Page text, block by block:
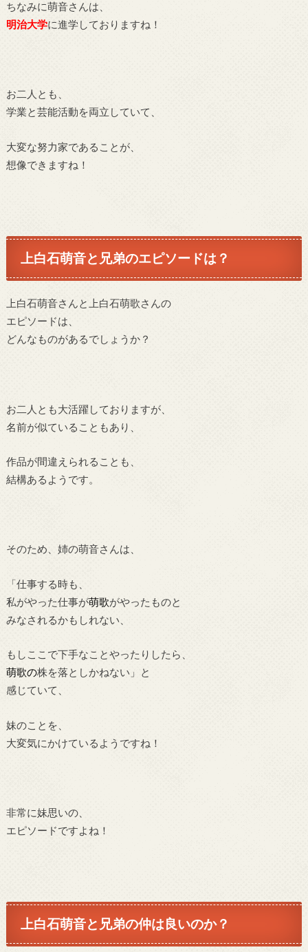
ちなみに萌音さんは、
明治大学に進学しておりますね！
お二人とも、
学業と芸能活動を両立していて、
大変な努力家であることが、
想像できますね！
上白石萌音と兄弟のエピソードは？
上白石萌音さんと上白石萌歌さんの
エピソードは、
どんなものがあるでしょうか？
お二人とも大活躍しておりますが、
名前が似ていることもあり、
作品が間違えられることも、
結構あるようです。
そのため、姉の萌音さんは、
「仕事する時も、
私がやった仕事が萌歌がやったものと
みなされるかもしれない、
もしここで下手なことやったりしたら、
萌歌の株を落としかねない」と
感じていて、
妹のことを、
大変気にかけているようですね！
非常に妹思いの、
エピソードですよね！
上白石萌音と兄弟の仲は良いのか？